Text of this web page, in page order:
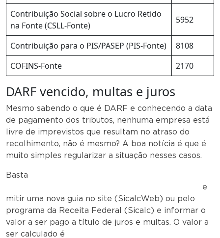
Contribuição Social sobre o Lucro Retido
na Fonte (CSLL-Fonte)
5952
Contribuição para o PIS/PASEP (PIS-Fonte)
8108
COFINS-Fonte
2170
DARF vencido, multas e juros
Mesmo sabendo o que é DARF e conhecendo a data
de pagamento dos tributos, nenhuma empresa está
livre de imprevistos que resultam no atraso do
recolhimento, não é mesmo? A boa notícia é que é
muito simples regularizar a situação nesses casos.
Basta
e
mitir uma nova guia no site (SicalcWeb) ou pelo
programa da Receita Federal (Sicalc) e informar o
valor a ser pago a título de juros e multas. O valor a
ser calculado é